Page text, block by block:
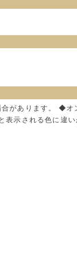
があります。 ◆オ
示される色に違い